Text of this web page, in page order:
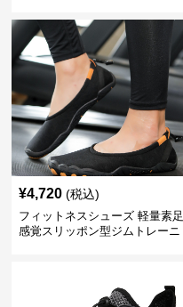
¥4,720 (税込)
フィットネスシューズ 軽量素足
感覚スリッポン型ジムトレーニ